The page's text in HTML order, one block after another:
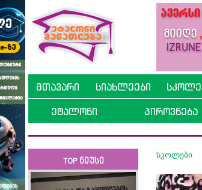
მთავარი სიახლეები
ეტალონი პიროვნება
TOP ნიუსი
სკოლები